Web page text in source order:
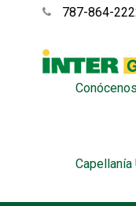
787-864-
Conócenos